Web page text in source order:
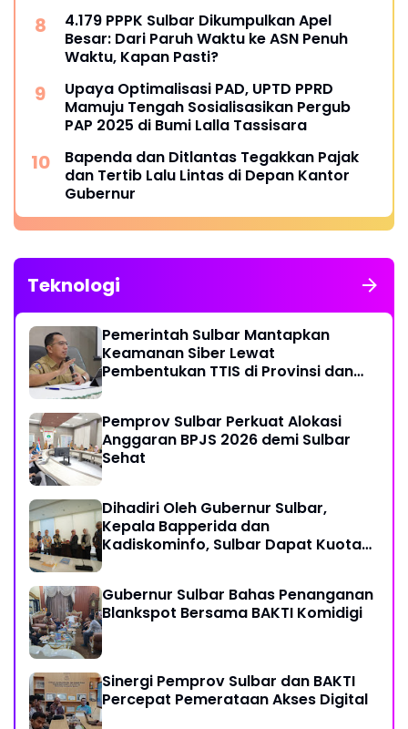
4.179 PPPK Sulbar Dikumpulkan Apel
Besar: Dari Paruh Waktu ke ASN Penuh
Waktu, Kapan Pasti?
Upaya Optimalisasi PAD, UPTD PPRD
Mamuju Tengah Sosialisasikan Pergub
PAP 2025 di Bumi Lalla Tassisara
Bapenda dan Ditlantas Tegakkan Pajak
dan Tertib Lalu Lintas di Depan Kantor
Gubernur
Teknologi
Pemerintah Sulbar Mantapkan
Keamanan Siber Lewat
Pembentukan TTIS di Provinsi dan
Pemprov Sulbar Perkuat Alokasi
Anggaran BPJS 2026 demi Sulbar
Sehat
Dihadiri Oleh Gubernur Sulbar,
Kepala Bapperida dan
Kadiskominfo, Sulbar Dapat Kuota
Gubernur Sulbar Bahas Penanganan
Blankspot Bersama BAKTI Komidigi
Sinergi Pemprov Sulbar dan BAKTI
Percepat Pemerataan Akses Digital